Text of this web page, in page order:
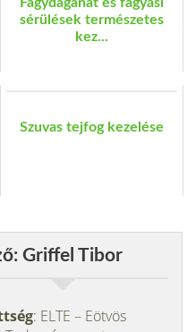
Fagydaganat és fagyási
sérülések természetes
kez...
Szuvas tejfog kezelése
Griffel Tibor
: ELTE – Eötvös